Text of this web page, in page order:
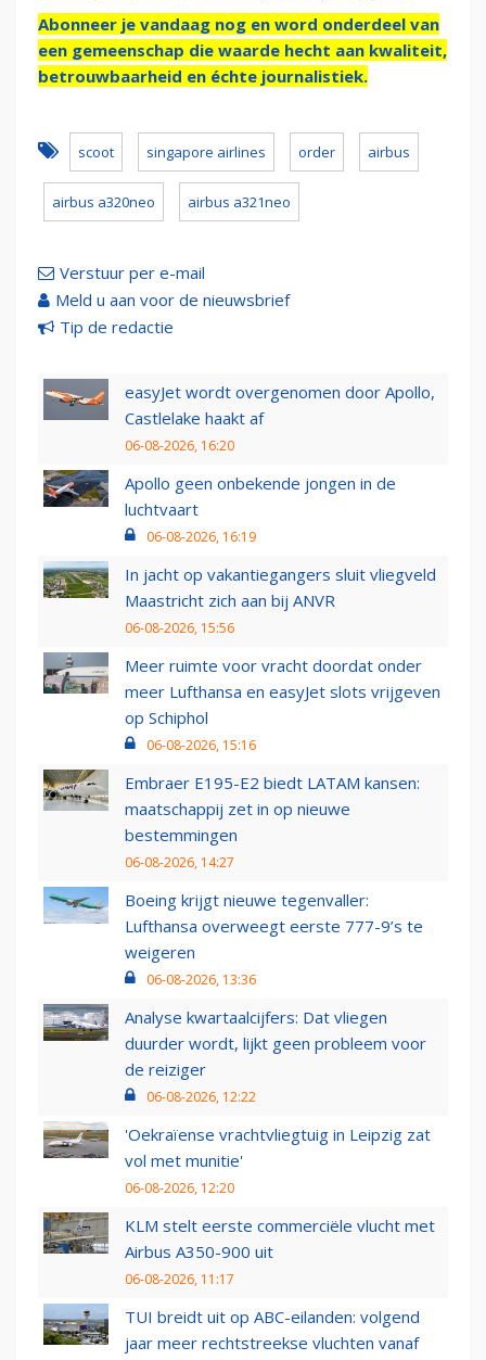
Abonneer je vandaag nog en word onderdeel van
een gemeenschap die waarde hecht aan kwaliteit,
betrouwbaarheid en échte journalistiek.
scoot singapore airlines order airbus
airbus a320neo airbus a321neo
Verstuur per e-mail
Meld u aan voor de nieuwsbrief
Tip de redactie
easyJet wordt overgenomen door Apollo,
Castlelake haakt af
06-08-2026, 16:20
Apollo geen onbekende jongen in de
luchtvaart
06-08-2026, 16:19
In jacht op vakantiegangers sluit vliegveld
Maastricht zich aan bij ANVR
06-08-2026, 15:56
Meer ruimte voor vracht doordat onder
meer Lufthansa en easyJet slots vrijgeven
op Schiphol
06-08-2026, 15:16
Embraer E195-E2 biedt LATAM kansen:
maatschappij zet in op nieuwe
bestemmingen
06-08-2026, 14:27
Boeing krijgt nieuwe tegenvaller:
Lufthansa overweegt eerste 777-9’s te
weigeren
06-08-2026, 13:36
Analyse kwartaalcijfers: Dat vliegen
duurder wordt, lijkt geen probleem voor
de reiziger
06-08-2026, 12:22
'Oekraïense vrachtvliegtuig in Leipzig zat
vol met munitie'
06-08-2026, 12:20
KLM stelt eerste commerciële vlucht met
Airbus A350-900 uit
06-08-2026, 11:17
TUI breidt uit op ABC-eilanden: volgend
jaar meer rechtstreekse vluchten vanaf